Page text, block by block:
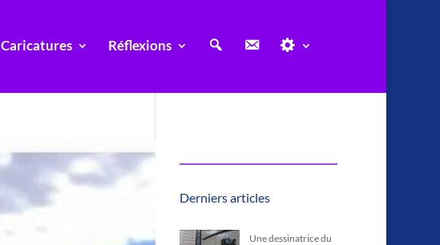
Caricatures Réflexions
e
C
a s
l
Derniers articles
Une dessinatrice du